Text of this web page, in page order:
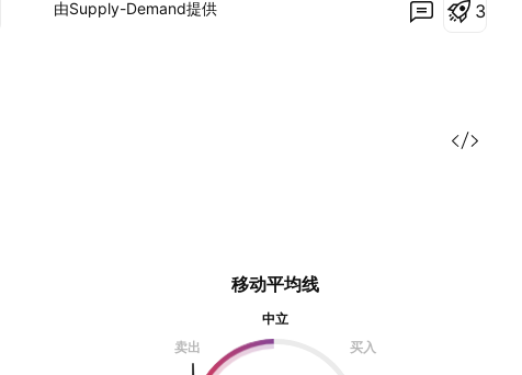
趋势 ERC：中阴（阳）线，上下影线很短
由Supply-Demand提供 3
移动平均线
中立
卖出
买入